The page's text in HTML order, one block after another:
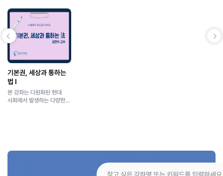
기본권, 세상과 통하는
법 Ⅰ
본 강좌는 다원화된 현대
사회에서 발생하는 다양한
재해석할 수 있는지 헌법의